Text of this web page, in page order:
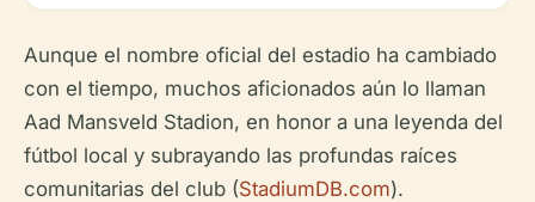
Aunque el nombre oficial del estadio ha cambiado
con el tiempo, muchos aficionados aún lo llaman
Aad Mansveld Stadion, en honor a una leyenda del
fútbol local y subrayando las profundas raíces
comunitarias del club (StadiumDB.com).